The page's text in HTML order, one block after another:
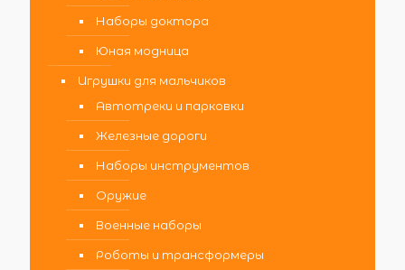
Наборы доктора
Юная модница
Игрушки для мальчиков
Автотреки и парковки
Железные дороги
Наборы инструментов
Оружие
Военные наборы
Роботы и трансформеры